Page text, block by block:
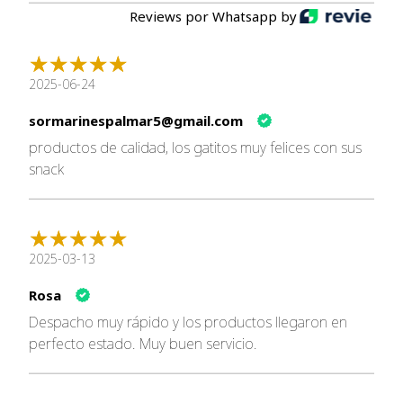
Ingredientes Principales
sabor).
Harina de maíz y trigo, almidón de patata.
Harina de camarón, harina de pescado, aceite de soja.
Yema en polvo, harina de semillas de granada y
cranberry.
Taurina: Apoya la salud visual y cardíaca de los gatos.
Recomendaciones de Uso
Cantidad diaria sugerida
Un gato adulto puede consumir entre
Nota Importante:
Este producto es un snack complementario y
sustituye un alimento completo.
Reviews por Whatsapp by
2025-06-24
sormarinespalmar5@gmail.com
productos de calidad, los gatitos muy felices con sus
snack
2025-03-13
Rosa
Despacho muy rápido y los productos llegaron en
perfecto estado. Muy buen servicio.